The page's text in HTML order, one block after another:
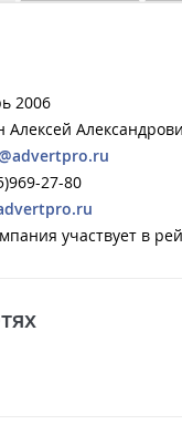
2006
Алексей
27-80
участвует в